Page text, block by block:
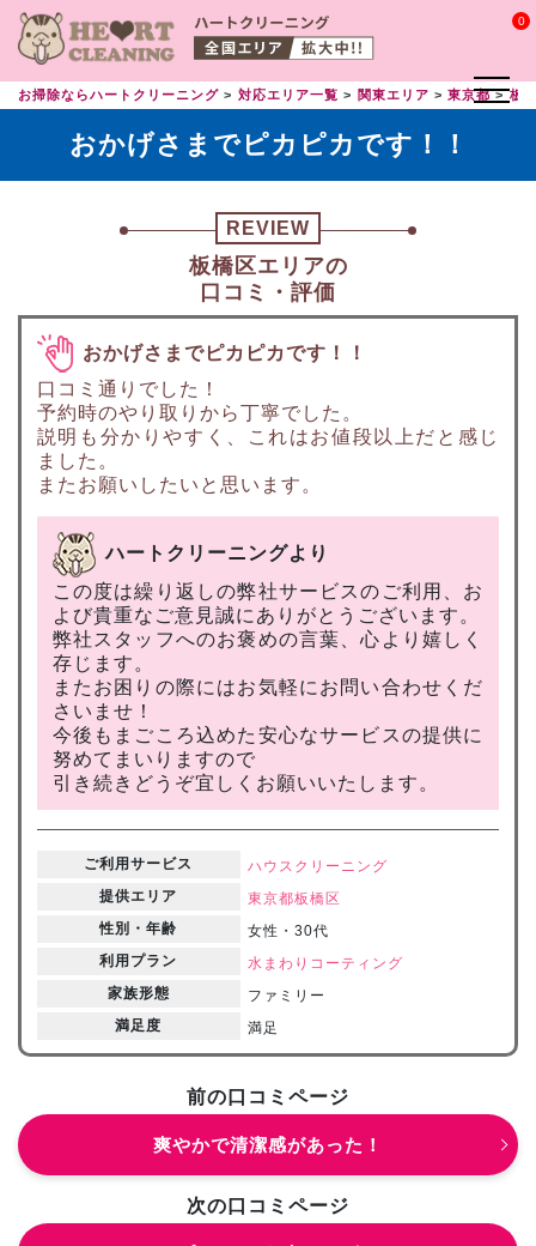
0
お掃除ならハートクリーニング 対応エリア一覧 関東エリア 東京都 板
おかげさまでピカピカです！！
REVIEW
板橋区エリアの
口コミ・評価
おかげさまでピカピカです！！
口コミ通りでした！
予約時のやり取りから丁寧でした。
説明も分かりやすく、これはお値段以上だと感じ
ました。
またお願いしたいと思います。
ハートクリーニングより
この度は繰り返しの弊社サービスのご利用、お
よび貴重なご意見誠にありがとうございます。
弊社スタッフへのお褒めの言葉、心より嬉しく
存じます。
またお困りの際にはお気軽にお問い合わせくだ
さいませ！
今後もまごころ込めた安心なサービスの提供に
努めてまいりますので
引き続きどうぞ宜しくお願いいたします。
ご利用サービス
ハウスクリーニング
提供エリア
東京都板橋区
性別・年齢
女性・30代
利用プラン
水まわりコーティング
家族形態
ファミリー
満足度
満足
前の口コミページ
爽やかで清潔感があった！
次の口コミページ